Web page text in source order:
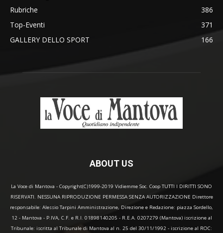
Rubriche
386
Top-Eventi
371
GALLERY DELLO SPORT
166
ABOUT US
La Voce di Mantova - Copyright(C)1999-2019 Vidiemme Soc. Coop TUTTI I DIRITTI SONO
RISERVATI. NESSUNA RIPRODUZIONE PERMESSA SENZA AUTORIZZAZIONE Direttore
responsabile: Alessio Tarpini Amministrazione, Direzione e Redazione: piazza Sordello,
12 - Mantova - P.IVA, C.F. e R.I. 01898140205 - R.E.A. 0207279 (Mantova) iscrizione al
Tribunale: iscritta al Tribunale di Mantova al n. 25 del 30/11/1992 - iscrizione al ROC: